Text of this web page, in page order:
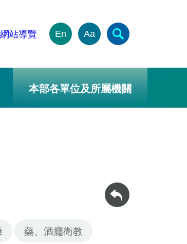
網站導覽 En Aa
本部各單位及所屬機關
回上一頁
藥、酒癮衛教